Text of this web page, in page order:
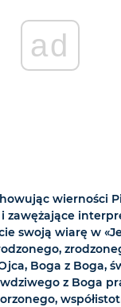
ad
wierności
zawężające
swoją wiarę w
Boga z Boga,
z Boga